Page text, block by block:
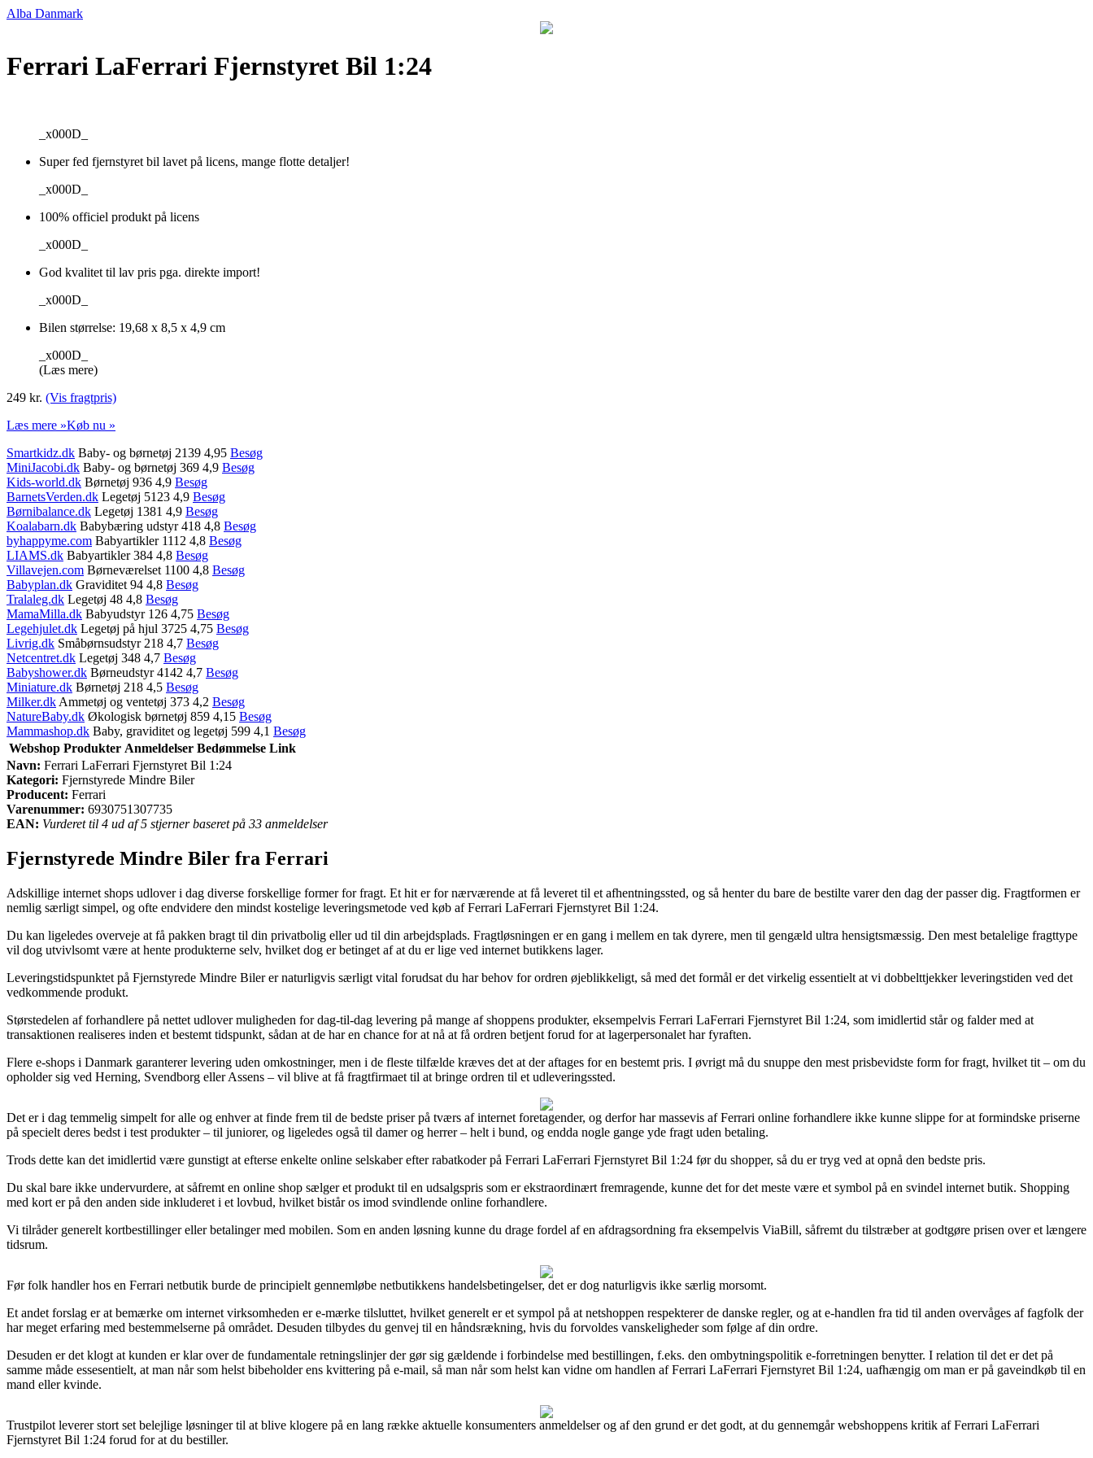
Alba Danmark
Ferrari LaFerrari Fjernstyret Bil 1:24
_x000D_
Super fed fjernstyret bil lavet på licens, mange flotte detaljer!
_x000D_
100% officiel produkt på licens
_x000D_
God kvalitet til lav pris pga. direkte import!
_x000D_
Bilen størrelse: 19,68 x 8,5 x 4,9 cm
_x000D_
(Læs mere)
249 kr. (Vis fragtpris)
Læs mere »Køb nu »
Smartkidz.dk Baby- og børnetøj 2139 4,95 Besøg
MiniJacobi.dk Baby- og børnetøj 369 4,9 Besøg
Kids-world.dk Børnetøj 936 4,9 Besøg
BarnetsVerden.dk Legetøj 5123 4,9 Besøg
Børnibalance.dk Legetøj 1381 4,9 Besøg
Koalabarn.dk Babybæring udstyr 418 4,8 Besøg
byhappyme.com Babyartikler 1112 4,8 Besøg
LIAMS.dk Babyartikler 384 4,8 Besøg
Villavejen.com Børneværelset 1100 4,8 Besøg
Babyplan.dk Graviditet 94 4,8 Besøg
Tralaleg.dk Legetøj 48 4,8 Besøg
MamaMilla.dk Babyudstyr 126 4,75 Besøg
Legehjulet.dk Legetøj på hjul 3725 4,75 Besøg
Livrig.dk Småbørnsudstyr 218 4,7 Besøg
Netcentret.dk Legetøj 348 4,7 Besøg
Babyshower.dk Børneudstyr 4142 4,7 Besøg
Miniature.dk Børnetøj 218 4,5 Besøg
Milker.dk Ammetøj og ventetøj 373 4,2 Besøg
NatureBaby.dk Økologisk børnetøj 859 4,15 Besøg
Mammashop.dk Baby, graviditet og legetøj 599 4,1 Besøg
Webshop Produkter Anmeldelser Bedømmelse Link
Navn: Ferrari LaFerrari Fjernstyret Bil 1:24
Kategori: Fjernstyrede Mindre Biler
Producent: Ferrari
Varenummer: 6930751307735
EAN: Vurderet til 4 ud af 5 stjerner baseret på 33 anmeldelser
Fjernstyrede Mindre Biler fra Ferrari
Adskillige internet shops udlover i dag diverse forskellige former for fragt. Et hit er for nærværende at få leveret til et afhentningssted, og så henter du bare de bestilte varer den dag der passer dig. Fragtformen er
nemlig særligt simpel, og ofte endvidere den mindst kostelige leveringsmetode ved køb af Ferrari LaFerrari Fjernstyret Bil 1:24.
Du kan ligeledes overveje at få pakken bragt til din privatbolig eller ud til din arbejdsplads. Fragtløsningen er en gang i mellem en tak dyrere, men til gengæld ultra hensigtsmæssig. Den mest betalelige fragttype
vil dog utvivlsomt være at hente produkterne selv, hvilket dog er betinget af at du er lige ved internet butikkens lager.
Leveringstidspunktet på Fjernstyrede Mindre Biler er naturligvis særligt vital forudsat du har behov for ordren øjeblikkeligt, så med det formål er det virkelig essentielt at vi dobbelttjekker leveringstiden ved det
vedkommende produkt.
Størstedelen af forhandlere på nettet udlover muligheden for dag-til-dag levering på mange af shoppens produkter, eksempelvis Ferrari LaFerrari Fjernstyret Bil 1:24, som imidlertid står og falder med at
transaktionen realiseres inden et bestemt tidspunkt, sådan at de har en chance for at nå at få ordren betjent forud for at lagerpersonalet har fyraften.
Flere e-shops i Danmark garanterer levering uden omkostninger, men i de fleste tilfælde kræves det at der aftages for en bestemt pris. I øvrigt må du snuppe den mest prisbevidste form for fragt, hvilket tit – om du
opholder sig ved Herning, Svendborg eller Assens – vil blive at få fragtfirmaet til at bringe ordren til et udleveringssted.
Det er i dag temmelig simpelt for alle og enhver at finde frem til de bedste priser på tværs af internet foretagender, og derfor har massevis af Ferrari online forhandlere ikke kunne slippe for at formindske priserne
på specielt deres bedst i test produkter – til juniorer, og ligeledes også til damer og herrer – helt i bund, og endda nogle gange yde fragt uden betaling.
Trods dette kan det imidlertid være gunstigt at efterse enkelte online selskaber efter rabatkoder på Ferrari LaFerrari Fjernstyret Bil 1:24 før du shopper, så du er tryg ved at opnå den bedste pris.
Du skal bare ikke undervurdere, at såfremt en online shop sælger et produkt til en udsalgspris som er ekstraordinært fremragende, kunne det for det meste være et symbol på en svindel internet butik. Shopping
med kort er på den anden side inkluderet i et lovbud, hvilket bistår os imod svindlende online forhandlere.
Vi tilråder generelt kortbestillinger eller betalinger med mobilen. Som en anden løsning kunne du drage fordel af en afdragsordning fra eksempelvis ViaBill, såfremt du tilstræber at godtgøre prisen over et længere
tidsrum.
Før folk handler hos en Ferrari netbutik burde de principielt gennemløbe netbutikkens handelsbetingelser, det er dog naturligvis ikke særlig morsomt.
Et andet forslag er at bemærke om internet virksomheden er e-mærke tilsluttet, hvilket generelt er et sympol på at netshoppen respekterer de danske regler, og at e-handlen fra tid til anden overvåges af fagfolk der
har meget erfaring med bestemmelserne på området. Desuden tilbydes du genvej til en håndsrækning, hvis du forvoldes vanskeligheder som følge af din ordre.
Desuden er det klogt at kunden er klar over de fundamentale retningslinjer der gør sig gældende i forbindelse med bestillingen, f.eks. den ombytningspolitik e-forretningen benytter. I relation til det er det på
samme måde essesentielt, at man når som helst bibeholder ens kvittering på e-mail, så man når som helst kan vidne om handlen af Ferrari LaFerrari Fjernstyret Bil 1:24, uafhængig om man er på gaveindkøb til en
mand eller kvinde.
Trustpilot leverer stort set belejlige løsninger til at blive klogere på en lang række aktuelle konsumenters anmeldelser og af den grund er det godt, at du gennemgår webshoppens kritik af Ferrari LaFerrari
Fjernstyret Bil 1:24 forud for at du bestiller.